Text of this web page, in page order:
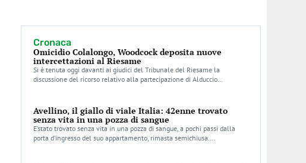
Cronaca
Omicidio Colalongo, Woodcock deposita nuove
intercettazioni al Riesame
Si è tenuta oggi davanti ai giudici del Tribunale del Riesame la
discussione del ricorso relativo alla partecipazione di Alduccio…
Avellino, il giallo di viale Italia: 42enne trovato
senza vita in una pozza di sangue
E’stato trovato senza vita in una pozza di sangue, a pochi passi dalla
porta d’ingresso del suo appartamento, rimasta semichiusa….